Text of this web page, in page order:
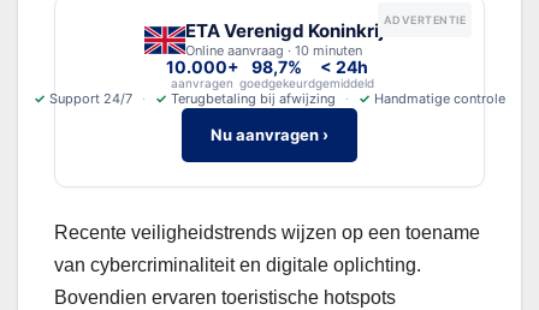
ADVERTENTIE
ETA Verenigd Koninkrijk
Online aanvraag · 10 minuten
10.000+
aanvragen
98,7%
goedgekeurd
< 24h
gemiddeld
✓ Support 24/7 ✓ Terugbetaling bij afwijzing ✓ Handmatige controle
Nu aanvragen ›
Recente veiligheidstrends wijzen op een toename
van cybercriminaliteit en digitale oplichting.
Bovendien ervaren toeristische hotspots